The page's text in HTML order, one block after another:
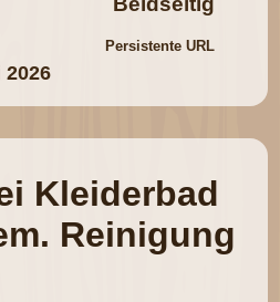
2026
Persistente URL
Kleiderbad
Reinigung